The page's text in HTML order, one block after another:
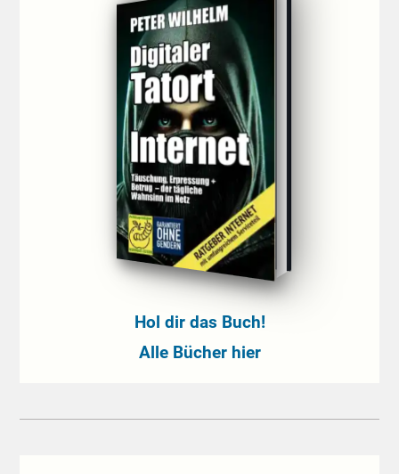
Hol dir das Buch!
Alle Bücher hier